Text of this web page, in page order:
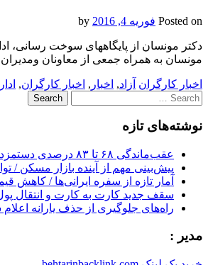
Posted on فوریه 4, 2016
دکتر مونسان از پایگاههای سوخت رسانی،
مونسان به همراه جمعی از معاونان
اخبار کارگران آزاد, اخبار , اخبار کارگران,
Search
for:
نوشته‌های تازه
عقب‌ماندگی ۶۸ تا ۸۳ درصدی دستمزد/ گرانی بنزین سفره‌های خالی کارگران را ذوب می‌کند
پیش‌بینی مهم از آینده بازار مسکن /
آمار تازه از سفره ایرانی‌ها / کاهش
سقف جدید کارت به کارت و انتقال
راه‌های جلوگیری از حذف یارانه
مدیر :